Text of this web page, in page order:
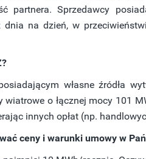
partnera. Sprzedawcy
na dzień, w
własne źródła
o łącznej mocy 101
innych opłat (np.
ceny i warunki umowy w